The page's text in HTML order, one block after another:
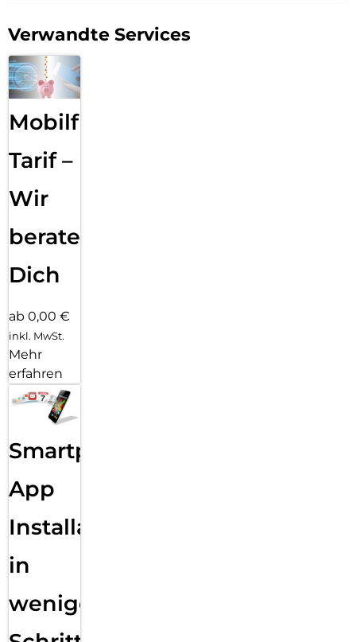
Verwandte Services
Mobilfunk
Tarif –
Wir
beraten
Dich
ab 0,00 €
inkl. MwSt.
Mehr
erfahren
Smartphone
App
Installation
in
wenigen